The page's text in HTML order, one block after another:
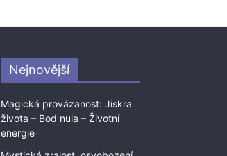
Nejnovější
Magická provázanost: Jiskra
života – Bod nula – Životní
energie